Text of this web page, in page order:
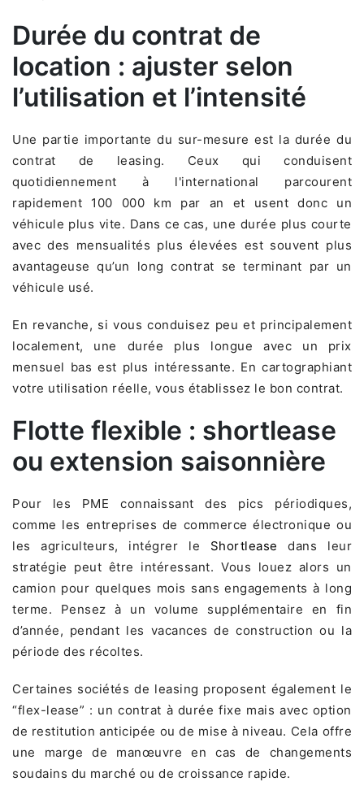
Durée du contrat de
location : ajuster selon
l’utilisation et l’intensité
Une partie importante du sur-mesure est la durée du
contrat de leasing. Ceux qui conduisent
quotidiennement à l'international parcourent
rapidement 100 000 km par an et usent donc un
véhicule plus vite. Dans ce cas, une durée plus courte
avec des mensualités plus élevées est souvent plus
avantageuse qu’un long contrat se terminant par un
véhicule usé.
En revanche, si vous conduisez peu et principalement
localement, une durée plus longue avec un prix
mensuel bas est plus intéressante. En cartographiant
votre utilisation réelle, vous établissez le bon contrat.
Flotte flexible : shortlease
ou extension saisonnière
Pour les PME connaissant des pics périodiques,
comme les entreprises de commerce électronique ou
les agriculteurs, intégrer le Shortlease dans leur
stratégie peut être intéressant. Vous louez alors un
camion pour quelques mois sans engagements à long
terme. Pensez à un volume supplémentaire en fin
d’année, pendant les vacances de construction ou la
période des récoltes.
Certaines sociétés de leasing proposent également le
“flex-lease” : un contrat à durée fixe mais avec option
de restitution anticipée ou de mise à niveau. Cela offre
une marge de manœuvre en cas de changements
soudains du marché ou de croissance rapide.